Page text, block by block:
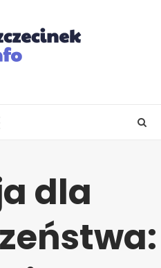
dla